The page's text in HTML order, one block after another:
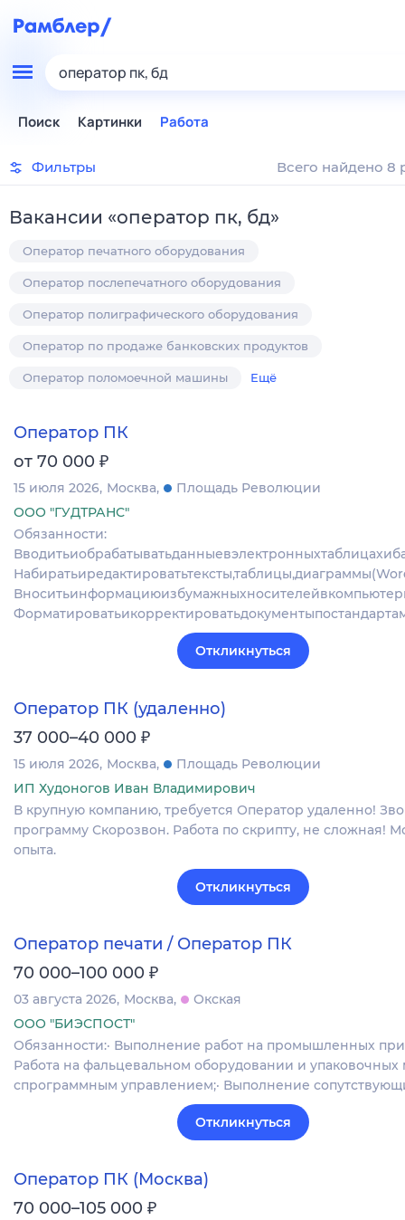
оператор пк, бд
Поиск Картинки Работа
Фильтры Всего найдено 8
Вакансии «оператор пк, бд»
Оператор печатного оборудования
Оператор послепечатного оборудования
Оператор полиграфического оборудования
Оператор по продаже банковских продуктов
Оператор поломоечной машины Ещё
Оператор ПК
от 70 000 ₽
15 июля 2026 Москва
Площадь Революции
ООО "ГУДТРАНС"
Обязанности:
Откликнуться
Оператор ПК (удаленно)
37 000–40 000 ₽
15 июля 2026 Москва
Площадь Революции
ИП Худоногов Иван Владимирович
В крупную компанию, требуется Оператор удаленно!
программу Скорозвон. Работа по скрипту, не сложная!
опыта.
Откликнуться
Оператор печати / Оператор ПК
70 000–100 000 ₽
03 августа 2026 Москва
Окская
ООО "БИЭСПОСТ"
Обязанности:· Выполнение работ на промышленных
Работа на фальцевальном оборудовании и
спрограммным управлением;· Выполнение
Откликнуться
Оператор ПК (Москва)
70 000–105 000 ₽